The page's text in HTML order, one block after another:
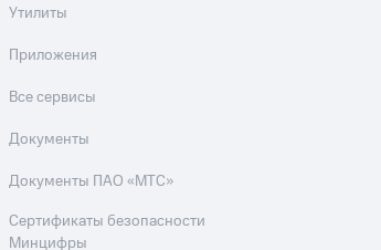
Утилиты
Приложения
Все сервисы
Документы
Документы ПАО «МТС»
Сертификаты безопасности
Минцифры